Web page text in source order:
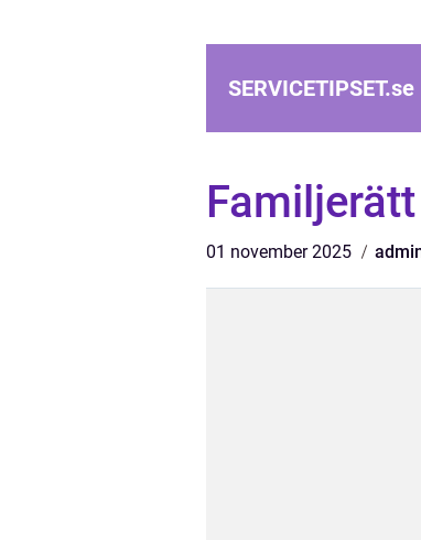
SERVICETIPSET.se
01 november 2025